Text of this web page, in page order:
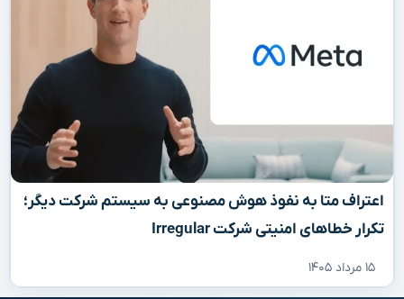
اعتراف متا به نفوذ هوش مصنوعی به سیستم شرکت دیگر؛
تکرار خطاهای امنیتی شرکت Irregular
۱۵ مرداد ۱۴۰۵